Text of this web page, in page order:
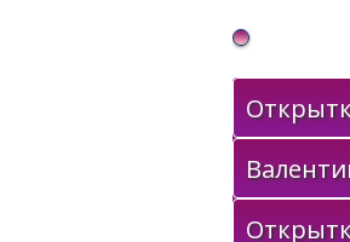
Gif Открытки